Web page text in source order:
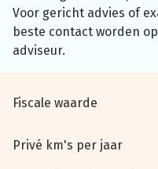
Voor gericht advies of
beste contact worden
adviseur.
Fiscale waarde
Privé km's per jaar